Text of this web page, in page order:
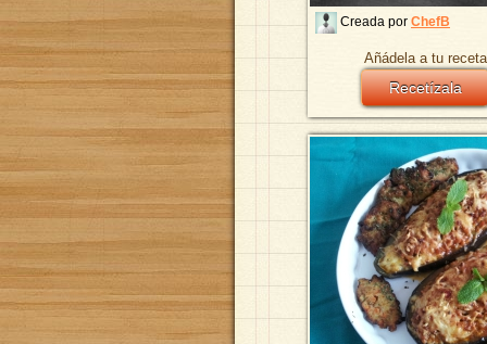
Creada por ChefB
Añádela a tu
Recetízala